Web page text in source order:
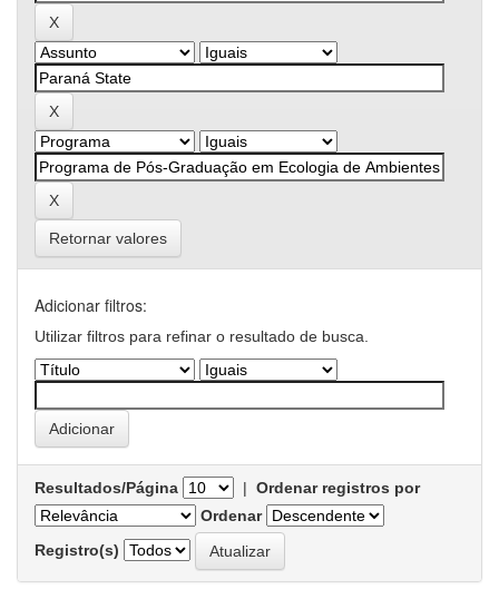
Retornar valores
Adicionar filtros:
Utilizar filtros para refinar o resultado de busca.
Resultados/Página | Ordenar registros por
Ordenar
Registro(s)